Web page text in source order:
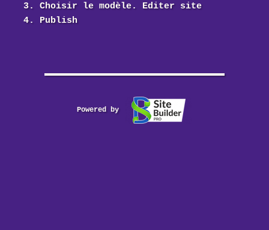
Choisir le modèle. Editer site
Publish
Powered by